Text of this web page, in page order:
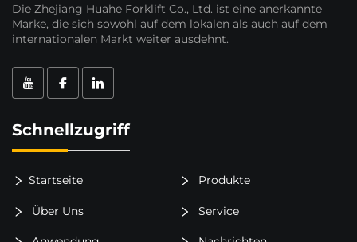
Die Zhejiang Huahe Forklift Co., Ltd. ist eine anerkannte
Marke, die sich sowohl auf dem lokalen als auch auf dem
internationalen Markt weiter ausdehnt.
Schnellzugriff
Startseite Produkte
Über Uns Service